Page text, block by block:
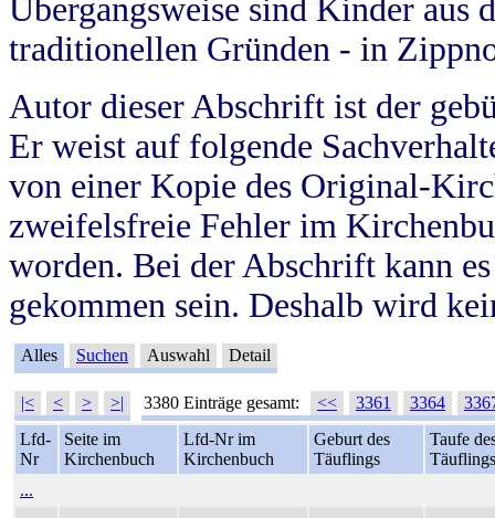
Übergangsweise sind Kinder aus
traditionellen Gründen - in
Autor dieser Abschrift ist der
Er weist auf folgende
von einer Kopie des Original-
zweifelsfreie Fehler im
worden. Bei der Abschrift kann
gekommen sein. Deshalb wird
Alles Suchen Auswahl Detail
|< < > >| 3380 Einträge gesamt: << 3361 3364
Lfd-
Nr
Seite im
Kirchenbuch
Lfd-Nr im
Kirchenbuch
Geburt des
Täuflings
Taufe
Täuflings
...